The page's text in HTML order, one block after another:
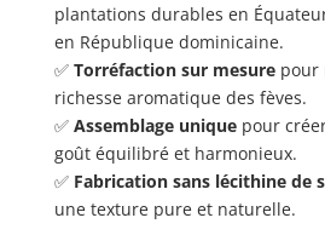
plantations durables en
en République dominicaine.
✅ Torréfaction sur mesurepour
richesse aromatique des fèves.
✅ Assemblage uniquepour
goût équilibré et harmonieux.
✅ Fabrication sans lécithine de
une texture pure et naturelle.